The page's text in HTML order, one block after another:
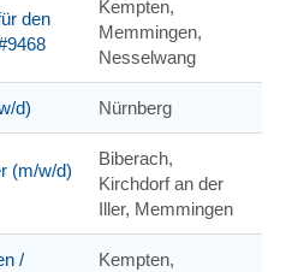
den
Kempten,
Memmingen,
Nesselwang
d) Nürnberg
(m/w/d)
Biberach,
Kirchdorf an der
Iller, Memmingen
/
Kempten,